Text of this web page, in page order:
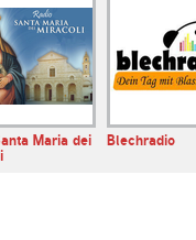
Maria dei
Blechradio